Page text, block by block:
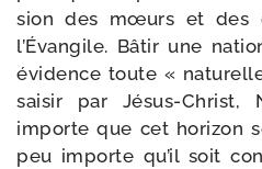
sion des mœurs et des
l’Évangile. Bâtir une
évi­dence toute «
sai­sir par Jésus-​Christ,
importe que cet hori­zon
peu importe qu’il soit